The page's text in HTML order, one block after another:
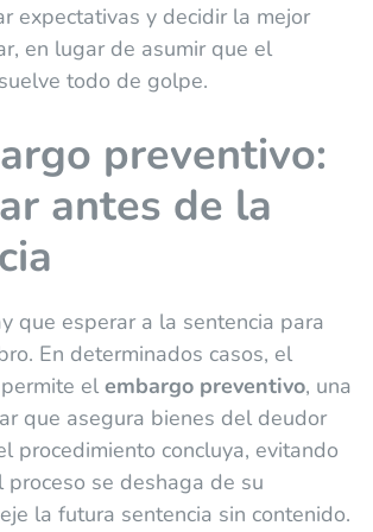
expectativas y decidir la mejor
en lugar de asumir que el
todo de golpe.
preventivo:
antes de la
que esperar a la sentencia para
En determinados casos, el
el embargo preventivo, una
que asegura bienes del deudor
procedimiento concluya, evitando
se deshaga de su
la futura sentencia sin contenido.